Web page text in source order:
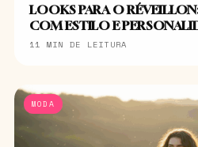
LOOKS PARA O
COM ESTILO E
11 MIN DE LEITURA
MODA